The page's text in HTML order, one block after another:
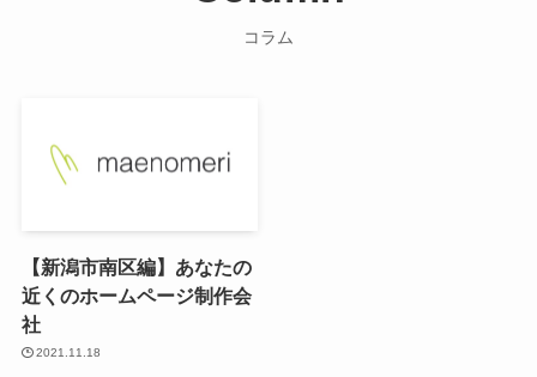
コラム
【新潟市南区編】あなたの
近くのホームページ制作会
社
2021.11.18